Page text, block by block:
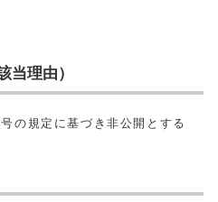
当理由）
の規定に基づき非公開とする